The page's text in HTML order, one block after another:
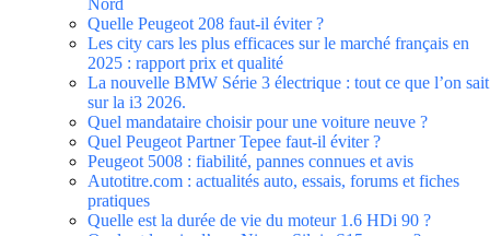
Quelle Peugeot 208 faut-il éviter ?
Les city cars les plus efficaces sur le marché français en
2025 : rapport prix et qualité
La nouvelle BMW Série 3 électrique : tout ce que l’on sait
sur la i3 2026.
Quel mandataire choisir pour une voiture neuve ?
Quel Peugeot Partner Tepee faut-il éviter ?
Peugeot 5008 : fiabilité, pannes connues et avis
Autotitre.com : actualités auto, essais, forums et fiches
pratiques
Quelle est la durée de vie du moteur 1.6 HDi 90 ?